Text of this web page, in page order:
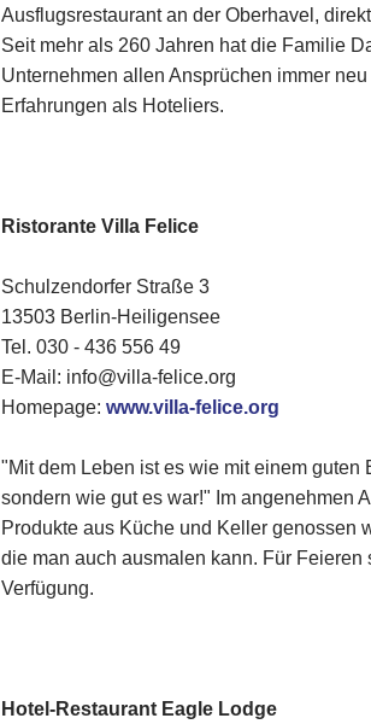
Ausflugsrestaurant an der Oberhavel,
Seit mehr als 260 Jahren hat die Familie
Unternehmen allen Ansprüchen immer
Erfahrungen als Hoteliers.
Ristorante Villa Felice
Schulzendorfer Straße 3
13503 Berlin-Heiligensee
Tel. 030 - 436 556 49
E-Mail: info@villa-felice.org
Homepage:www.villa-felice.org
"Mit dem Leben ist es wie mit einem
sondern wie gut es war!" Im angenehmen
Produkte aus Küche und Keller genossen
die man auch ausmalen kann. Für
Verfügung.
Hotel-Restaurant Eagle Lodge